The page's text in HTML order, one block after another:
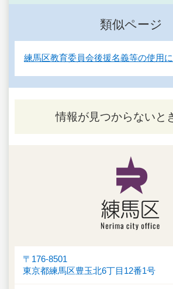
類似ページ
練馬区教育委員会後援名義等の使用
情報が見つからないと
〒176-8501
東京都練馬区豊玉北6丁目12番1号